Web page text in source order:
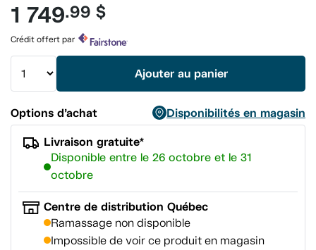
pour
ce
produit.
Lien
vers
page.
1 749.99 $
Crédit offert par
Ajouter au panier
Options d’achat
Disponibilités en magasin
Livraison gratuite*
Disponible entre le 26 octobre et le 31
octobre
Centre de distribution Québec
Ramassage non disponible
Impossible de voir ce produit en magasin